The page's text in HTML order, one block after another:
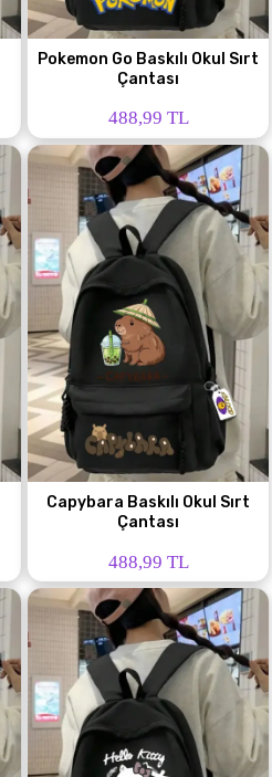
Pokemon Go Baskılı Okul Sırt
Çantası
488,99 TL
Capybara Baskılı Okul Sırt
Çantası
488,99 TL